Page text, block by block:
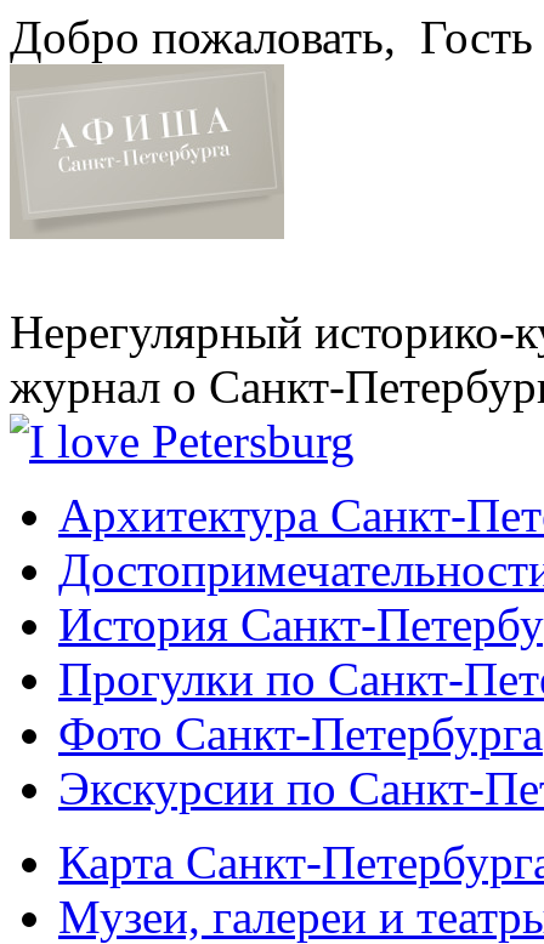
Добро пожаловать, Гость
Нерегулярный историко-
журнал о Санкт-
Архитектура Санкт-
История Санкт-
Прогулки по Санкт-
Фото Санкт-Петербурга
Экскурсии по Санкт-
Карта Санкт-
Музеи, галереи и